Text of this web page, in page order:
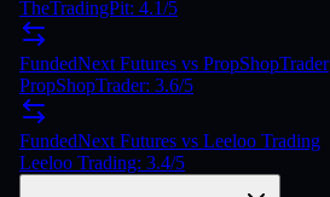
TheTradingPit: 4.1/5
FundedNext Futures vs PropShopTrader
PropShopTrader: 3.6/5
FundedNext Futures vs Leeloo Trading
Leeloo Trading: 3.4/5